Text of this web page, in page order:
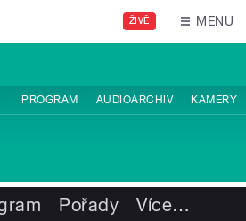
ŽIVĚ MENU
PROGRAM AUDIOARCHIV KAMERY
Pořady Více…